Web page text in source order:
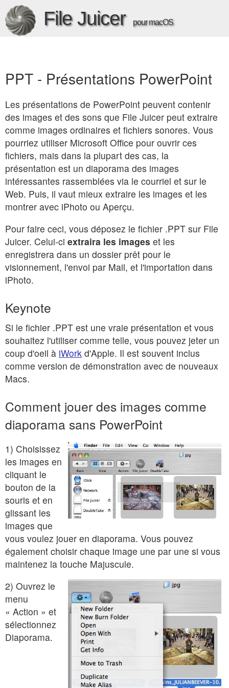
File Juicer pour macOS
PPT - Présentations PowerPoint
Les présentations de PowerPoint peuvent contenir
des images et des sons que File Juicer peut extraire
comme images ordinaires et fichiers sonores. Vous
pourriez utiliser Microsoft Office pour ouvrir ces
fichiers, mais dans la plupart des cas, la
présentation est un diaporama des images
intéressantes rassemblées via le courriel et sur le
Web. Puis, il vaut mieux extraire les images et les
montrer avec iPhoto ou Aperçu.
Pour faire ceci, vous déposez le fichier .PPT sur File
Juicer. Celui-ci extraira les images et les
enregistrera dans un dossier prêt pour le
visionnement, l'envoi par Mail, et l'importation dans
iPhoto.
Keynote
Si le fichier .PPT est une vraie présentation et vous
souhaitez l'utiliser comme telle, vous pouvez jeter un
coup d'oeil à iWork d'Apple. Il est souvent inclus
comme version de démonstration avec de nouveaux
Macs.
Comment jouer des images comme
diaporama sans PowerPoint
1) Choisissez
les images en
cliquant le
bouton de la
souris et en
glissant les
images que
vous voulez jouer en diaporama. Vous pouvez
également choisir chaque image une par une si vous
maintenez la touche Majuscule.
2) Ouvrez le
menu
« Action » et
sélectionnez
Diaporama.